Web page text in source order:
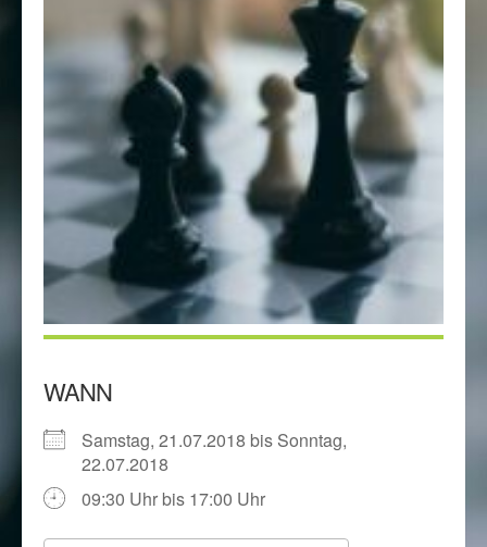
WANN
Samstag, 21.07.2018 bis Sonntag,
22.07.2018
09:30 Uhr bis 17:00 Uhr